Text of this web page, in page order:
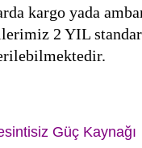
kargo yada
2 YIL
Güç Kaynağı